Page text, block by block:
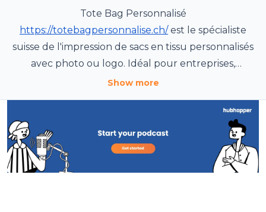
Tote Bag Personnalisé
https://totebagpersonnalise.ch/est le spécialiste
suisse de l'impression de sacs en tissu personnalisés
avec photo ou logo. Idéal pour entreprises,
événements ou cadeaux, le tote bag personnalisé
Plusieurs matériaux disponibles : coton bio, toile de
jute, polyester recyclé. Techniques d'impression :
sérigraphie, numérique, broderie. Livraison en 3-7
jours. Tarifs dégressifs dès 100 pièces (CHF
Show more